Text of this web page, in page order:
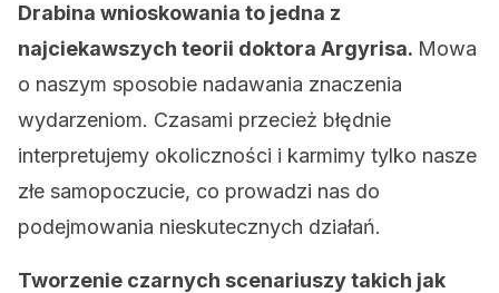
Drabina wnioskowania to jedna z
najciekawszych teorii doktora Argyrisa. Mowa
o naszym sposobie nadawania znaczenia
wydarzeniom. Czasami przecież błędnie
interpretujemy okoliczności i karmimy tylko nasze
złe samopoczucie, co prowadzi nas do
podejmowania nieskutecznych działań.
Tworzenie czarnych scenariuszy takich jak